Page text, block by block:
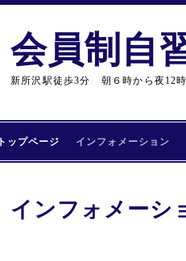
会員制自
新所沢駅徒歩3分 朝６時から夜12
トップページ インフォメーション
インフォメーシ